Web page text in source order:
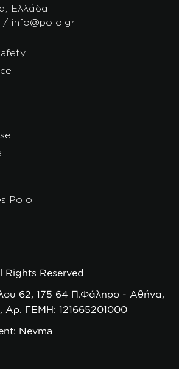
Ελλάδα
/ info@polo.gr
Polo
Reserved
62, 175 64 Π.Φάληρο - Αθήνα,
Αρ. ΓΕΜΗ: 121665201000
Nevma